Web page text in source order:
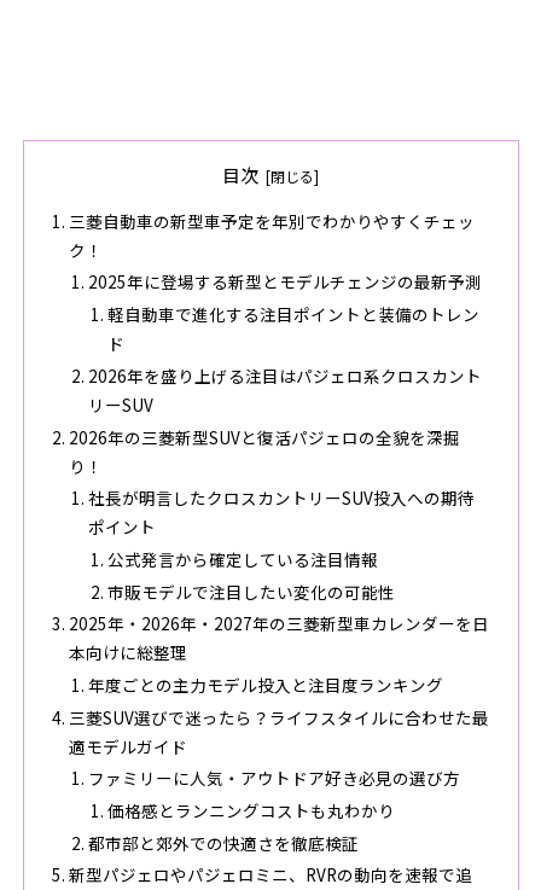
目次
三菱自動車の新型車予定を年別でわかりやすくチェッ
ク！
2025年に登場する新型とモデルチェンジの最新予測
軽自動車で進化する注目ポイントと装備のトレン
ド
2026年を盛り上げる注目はパジェロ系クロスカント
リーSUV
2026年の三菱新型SUVと復活パジェロの全貌を深掘
り！
社長が明言したクロスカントリーSUV投入への期待
ポイント
公式発言から確定している注目情報
市販モデルで注目したい変化の可能性
2025年・2026年・2027年の三菱新型車カレンダーを日
本向けに総整理
年度ごとの主力モデル投入と注目度ランキング
三菱SUV選びで迷ったら？ライフスタイルに合わせた最
適モデルガイド
ファミリーに人気・アウトドア好き必見の選び方
価格感とランニングコストも丸わかり
都市部と郊外での快適さを徹底検証
新型パジェロやパジェロミニ、RVRの動向を速報で追